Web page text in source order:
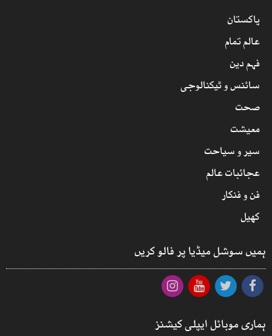
پاکستان
عالم تمام
فہم دین
سائنس و ٹیکنالوجی
صحت
معیشت
سیر و سیاحت
عجائبات عالم
فن و فنکار
کھیل
ہمیں سوشل میڈیا پر فالو کریں
ہماری موبائل ایپلی کیشنز